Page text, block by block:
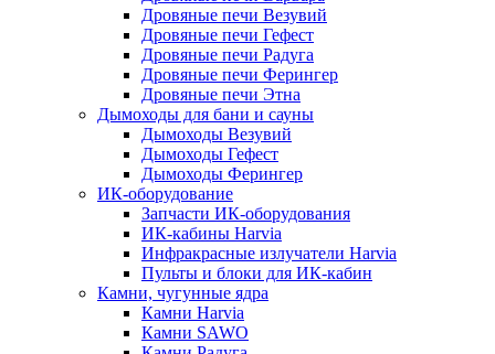
Дровяные печи Везувий
Дровяные печи Гефест
Дровяные печи Радуга
Дровяные печи Ферингер
Дровяные печи Этна
Дымоходы для бани и сауны
Дымоходы Везувий
Дымоходы Гефест
Дымоходы Ферингер
ИК-оборудование
Запчасти ИК-оборудования
ИК-кабины Harvia
Инфракрасные излучатели Harvia
Пульты и блоки для ИК-кабин
Камни, чугунные ядра
Камни Harvia
Камни SAWO